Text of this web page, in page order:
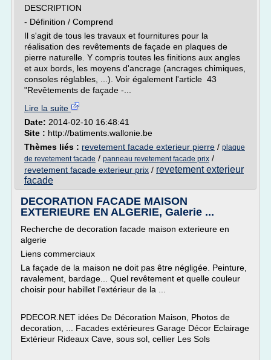
DESCRIPTION
- Définition / Comprend
Il s'agit de tous les travaux et fournitures pour la
réalisation des revêtements de façade en plaques de
pierre naturelle. Y compris toutes les finitions aux angles
et aux bords, les moyens d'ancrage (ancrages chimiques,
consoles réglables, ...). Voir également l'article 43
"Revêtements de façade -...
Lire la suite
Date: 2014-02-10 16:48:41
Site : http://batiments.wallonie.be
Thèmes liés : revetement facade exterieur pierre / plaque
de revetement facade / panneau revetement facade prix /
revetement facade exterieur prix / revetement exterieur
facade
DECORATION FACADE MAISON
EXTERIEURE EN ALGERIE, Galerie ...
Recherche de decoration facade maison exterieure en
algerie
Liens commerciaux
La façade de la maison ne doit pas être négligée. Peinture,
ravalement, bardage... Quel revêtement et quelle couleur
choisir pour habillet l'extérieur de la ...
PDECOR.NET idées De Décoration Maison, Photos de
decoration, ... Facades extérieures Garage Décor Eclairage
Extérieur Rideaux Cave, sous sol, cellier Les Sols